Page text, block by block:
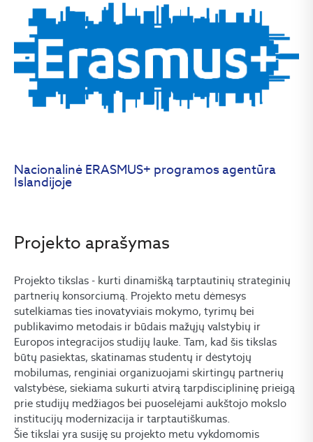
Nacionalinė ERASMUS+ programos agentūra
Islandijoje
Projekto aprašymas
Projekto tikslas - kurti dinamišką tarptautinių strateginių
partnerių konsorciumą. Projekto metu dėmesys
sutelkiamas ties inovatyviais mokymo, tyrimų bei
publikavimo metodais ir būdais mažųjų valstybių ir
Europos integracijos studijų lauke. Tam, kad šis tikslas
būtų pasiektas, skatinamas studentų ir dėstytojų
mobilumas, renginiai organizuojami skirtingų partnerių
valstybėse, siekiama sukurti atvirą tarpdisciplininę prieigą
prie studijų medžiagos bei puoselėjami aukštojo mokslo
institucijų modernizacija ir tarptautiškumas.
Šie tikslai yra susiję su projekto metu vykdomomis